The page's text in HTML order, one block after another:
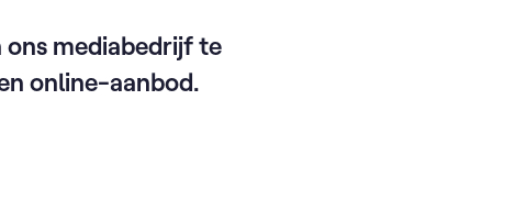
ons mediabedrijf te
online-aanbod.